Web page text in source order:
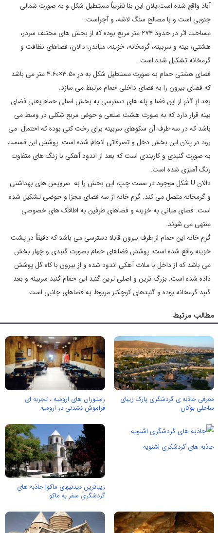
آباد واقع شده است.پلان این بنا تقریباً مستطیل شکل و به صورت شمالی
جنوبی است و با مصالح سنگ لاشه، و آجراست.
مساحت اثر در حدود ۲۷۴ متر مربع بوده که از بخش های مختلف سردر،
هشتی، بینه و سربینه، گرمخانه، خزینه، میاندر، دالان، فضاهای نظافت و
گرمخانه تشکیل شده است.
فضای هشتی حمام به صورت مستطیل شکل به در ۳.۵۰×۴.۶۰ متر می باشد
که فضای بیرون را به فضای داخلی حمام مرتبط می سازد.
بعد از گذر از این فضا و پله های دسترسی به بخش اصلی حمام یعنی فضای
بینه قرار دارد که به صورت هشت ضلعی و حوض مربع شکلی در وسط می
باشد که در سه طرف آن سکوهای سربینه برای رخت کنی بوده که احتمال می
رود در پلان این بخش دخل و تصرفاتی انجام شده است. پوشش این قسمت
به صورت گنبدی و کاربندی است که بعد از اندود آهکی با زنگ های متفاوت
رنگ آمیزی شده است.
دالان U شکل موجود در سمت چپ، این بخش را به سرویس های بهداشتی
و گرمخانه متصل می کند. گرم خانه از سه فضای مجزا و حوضی تشکیل شده
است. فضای میانی به خزینه و فضاهای طرفین به اطاقک های خصوصی
منتهی می شوند.
گرم خانه این حمام از طرف بیرون قابلا دسترسی می باشد که دقیقاً در پشت
خزینه واقع شده است. پوشش فضاهای حمام بصورت گنبدی و چهار بخش
می باشد که از داخل با ملات آهکی اندود شده و از بیرون با کاه گل پوشش
داده شده است. بزرگ ترین و اصلی ترین گنبد این حمام گنبد سربینه و بعد
گنبد گرمخانه بوده و گنبدهای کوچکتر مربوط به فضاهای جانبی است.
مطالب مرتبط
معرفی جاذبه ی گردشگری پارک زیبای
ساحلی بوکان
رستوران های ارومیه ، تجربه ای
فراموش نشدنی در ارومیه
جاذبه های گردشگری اشنویه
زیباترین دیدنیهای ماکو| جاذبه های
گردشگری سفر به ماکو